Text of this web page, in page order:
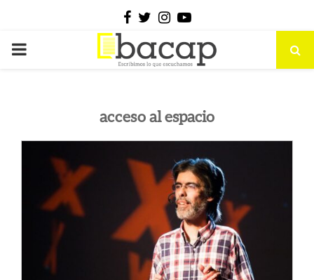
Facebook
Twitter
Instagram
Youtube
PRIMARY
acceso al espacio